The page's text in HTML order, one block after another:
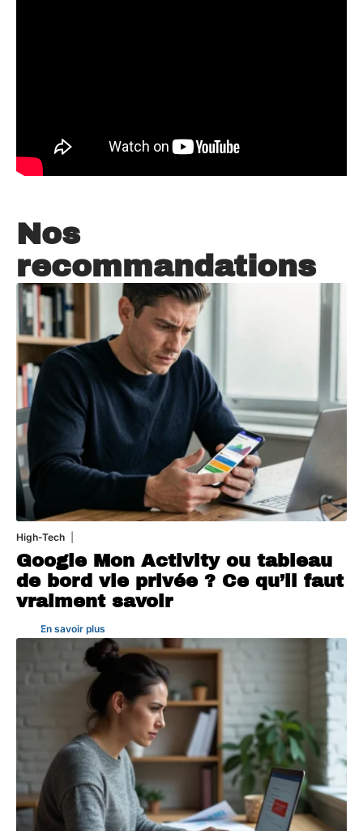
Nos
recommandations
High-Tech
Google Mon Activity ou tableau
de bord vie privée ? Ce qu’il faut
vraiment savoir
En savoir plus